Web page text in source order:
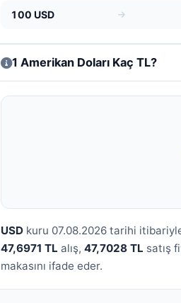
100 USD
1 Amerikan Doları Kaç TL?
USD kuru 07.08.2026 tarihi
47,6971 TL alış, 47,7028 TL satış
makasını ifade eder.